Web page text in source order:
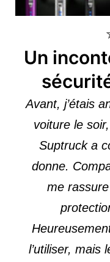
Un
Avant, j’étais
voiture le
Suptruck a
donne.
me
l’utiliser, mais